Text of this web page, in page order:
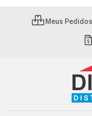
Meus Pedidos